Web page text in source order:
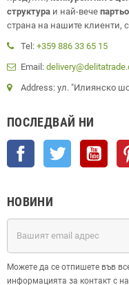
структура и най-вече
страна на нашите клиенти,
Tel: +359 886 33 65 15
Email:
Address: ул. "Илиянско
ПОСЛЕДВАЙ НИ
Facebook Twitter
НОВИНИ
Можете да се отпишете във
информацията за контакт с